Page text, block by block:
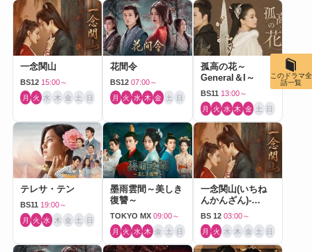
一念関山
BS12 15:00～
月 火 水 木 金 土 日
花間令
BS12 07:00～
月 火 水 木 金 土 日
孤高の花～
General＆I～
BS11 13:00～
月 火 水 木 金 土 日
テレサ・テン
BS11 19:00～
月 火 水 木 金 土 日
墨雨雲間～美しき
復讐～
TOKYO MX 09:00～
月 火 水 木 金 土 日
一念関山(いちね
んかんざん)-
Journey to Love-
BS 12 03:00～
月 火 水 木 金 土 日
このドラマ全
話一覧